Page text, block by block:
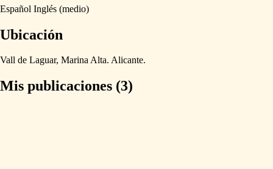
Español Inglés (medio)
Ubicación
Vall de Laguar, MarinaAlta. Alicante.
Mis publicaciones (3)